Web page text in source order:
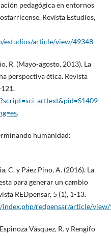
pedagógica en entornos
Revista Estudios,
estudios/article/view/49348
R. (Mayo-agosto, 2013). La
perspectiva ética. Revista
.
humanidad:
C. y Páez Pino, A. (2016). La
para generar un cambio
REDpensar, 5 (1), 1-13.
index.php/redpensar/article/
Vásquez, R. y Rengifo